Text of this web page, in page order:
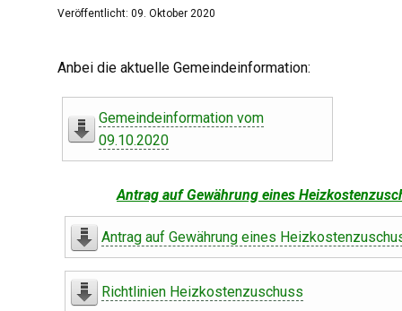
Veröffentlicht: 09. Oktober 2020
Anbei die aktuelle Gemeindeinformation:
Gemeindeinformation vom
09.10.2020
Antrag auf Gewährung eines
Antrag auf Gewährung eines
Richtlinien Heizkostenzuschuss